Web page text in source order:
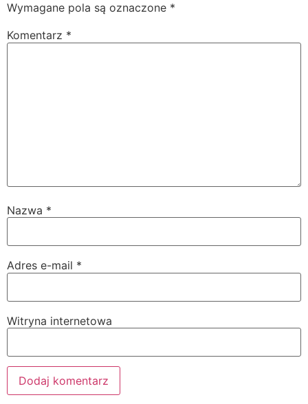
Wymagane pola są oznaczone *
Komentarz *
Nazwa *
Adres e-mail *
Witryna internetowa